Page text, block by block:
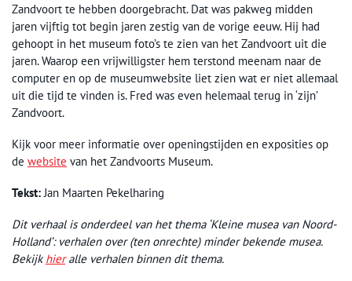
Zandvoort te hebben doorgebracht. Dat was pakweg midden
jaren vijftig tot begin jaren zestig van de vorige eeuw. Hij had
gehoopt in het museum foto’s te zien van het Zandvoort uit die
jaren. Waarop een vrijwilligster hem terstond meenam naar de
computer en op de museumwebsite liet zien wat er niet allemaal
uit die tijd te vinden is. Fred was even helemaal terug in ‘zijn’
Zandvoort.
Kijk voor meer informatie over openingstijden en exposities op
de website van het Zandvoorts Museum.
Tekst: Jan Maarten Pekelharing
Dit verhaal is onderdeel van het thema ‘Kleine musea van Noord-
Holland’: verhalen over (ten onrechte) minder bekende musea.
Bekijkhieralle verhalen binnen dit thema.